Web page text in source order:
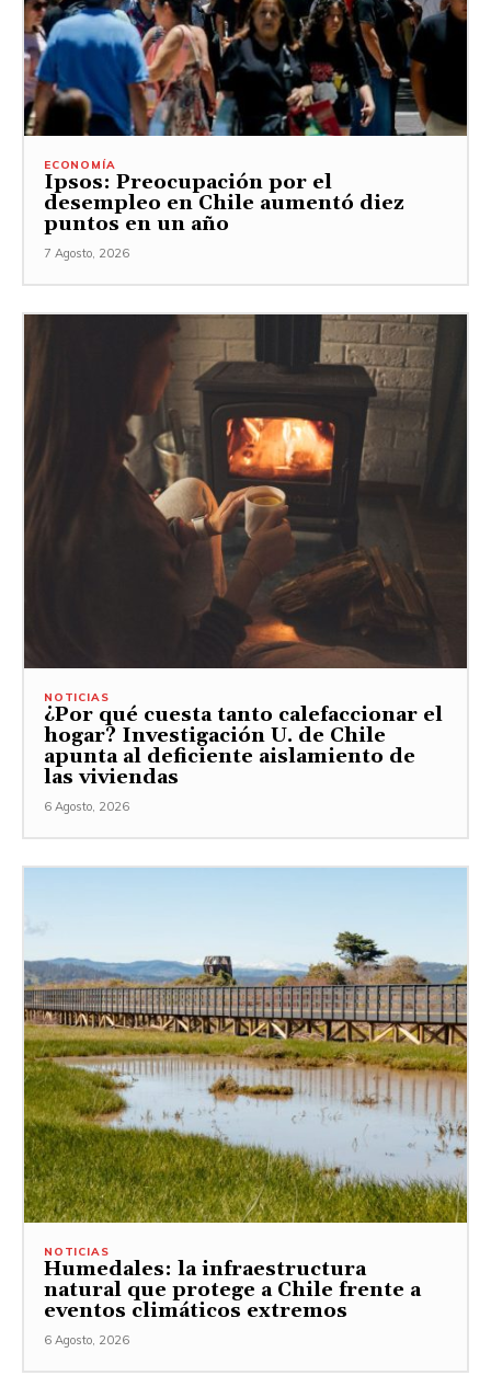
ECONOMÍA
Ipsos: Preocupación por el
desempleo en Chile aumentó diez
puntos en un año
7 Agosto, 2026
NOTICIAS
¿Por qué cuesta tanto calefaccionar el
hogar? Investigación U. de Chile
apunta al deficiente aislamiento de
las viviendas
6 Agosto, 2026
NOTICIAS
Humedales: la infraestructura
natural que protege a Chile frente a
eventos climáticos extremos
6 Agosto, 2026